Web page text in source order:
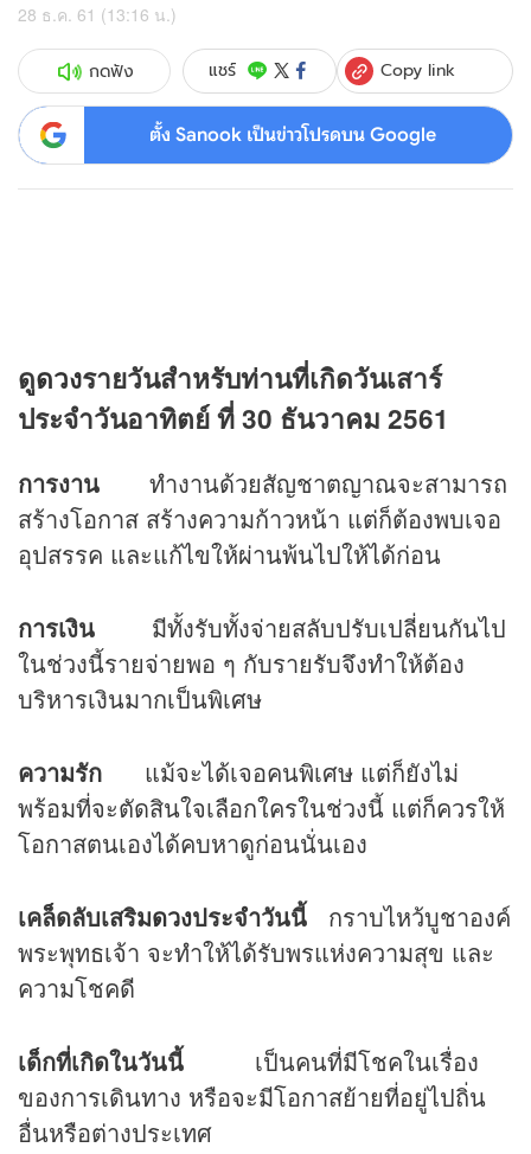
28 ธ.ค. 61 (13:16 น.)
กดฟัง แชร์ Copy link
ตั้ง Sanook เป็นข่าวโปรดบน Google
ดูดวงรายวันสำหรับท่านที่เกิดวันเสาร์
ประจำวันอาทิตย์ ที่ 30 ธันวาคม 2561
การงาน ทำงานด้วยสัญชาตญาณจะสามารถ
สร้างโอกาส สร้างความก้าวหน้า แต่ก็ต้องพบเจอ
อุปสรรค และแก้ไขให้ผ่านพ้นไปให้ได้ก่อน
การเงิน มีทั้งรับทั้งจ่ายสลับปรับเปลี่ยนกันไป
ในช่วงนี้รายจ่ายพอ ๆ กับรายรับจึงทำให้ต้อง
บริหารเงินมากเป็นพิเศษ
ความรัก แม้จะได้เจอคนพิเศษ แต่ก็ยังไม่
พร้อมที่จะตัดสินใจเลือกใครในช่วงนี้ แต่ก็ควรให้
โอกาสตนเองได้คบหาดูก่อนนั่นเอง
เคล็ดลับเสริมดวงประจำวันนี้ กราบไหว้บูชาองค์
พระพุทธเจ้า จะทำให้ได้รับพรแห่งความสุข และ
ความโชคดี
เด็กที่เกิดในวันนี้ เป็นคนที่มีโชคในเรื่อง
ของการเดินทาง หรือจะมีโอกาสย้ายที่อยู่ไปถิ่น
อื่นหรือต่างประเทศ